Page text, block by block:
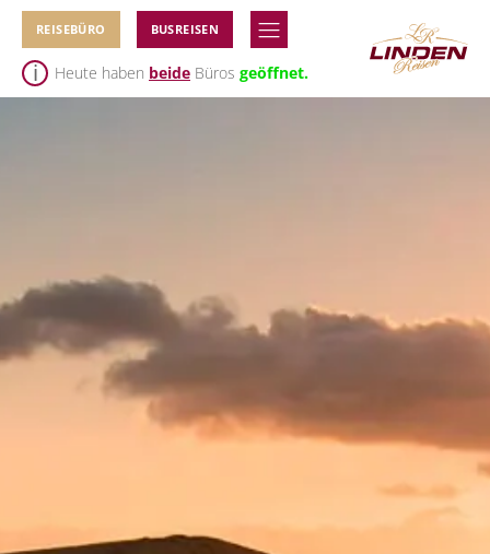
REISEBÜRO BUSREISEN
Heute haben beide Büros geöffnet.